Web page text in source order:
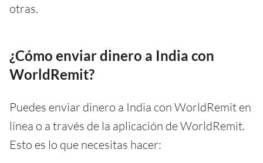
otras.
¿Cómo enviar dinero a India con
WorldRemit?
Puedes enviar dinero a India con WorldRemit en
línea o a través de la aplicación de WorldRemit.
Esto es lo que necesitas hacer: